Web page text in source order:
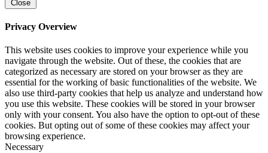
Close
Privacy Overview
This website uses cookies to improve your experience while you
navigate through the website. Out of these, the cookies that are
categorized as necessary are stored on your browser as they are
essential for the working of basic functionalities of the website. We
also use third-party cookies that help us analyze and understand how
you use this website. These cookies will be stored in your browser
only with your consent. You also have the option to opt-out of these
cookies. But opting out of some of these cookies may affect your
browsing experience.
Necessary